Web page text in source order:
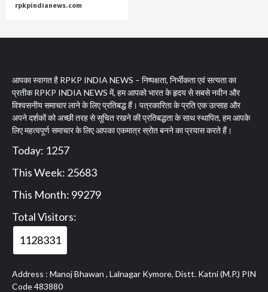
rpkpindianews.com
आपका स्वागत है RPKP INDIA NEWS – निष्पक्षता, निर्भीकता एवं सत्यता का
प्रतीक RPKP INDIA NEWS में, हम आपको भारत के हृदय से सबसे नवीन और
विश्वसनीय समाचार लाने के लिए प्रतिबद्ध हैं। पत्रकारिता के प्रति एक उत्साह और
अपने दर्शकों को अच्छी तरह से सूचित रखने की प्रतिबद्धता के साथ स्थापित, हम आपके
लिए महत्वपूर्ण समाचार के लिए आपका एकमात्र स्रोत बनने का प्रयास करते हैं।
Today: 1257
This Week: 25683
This Month: 99279
Total Visitors:
1128331
Address : Manoj Bhawan , Lalnagar Kymore, Distt. Katni (M.P.) PIN
Code 483880